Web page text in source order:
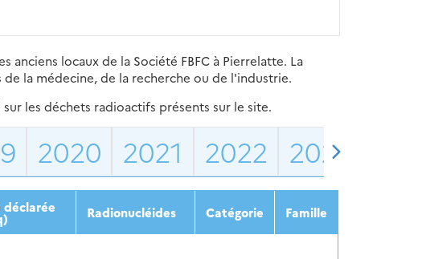
locaux de la Société FBFC à Pierrelatte. La
la médecine, de la recherche ou de l'industrie.
les déchets radioactifs présents sur le site.
2020 2021 2022 2023
Radionucléides Catégorie Famille